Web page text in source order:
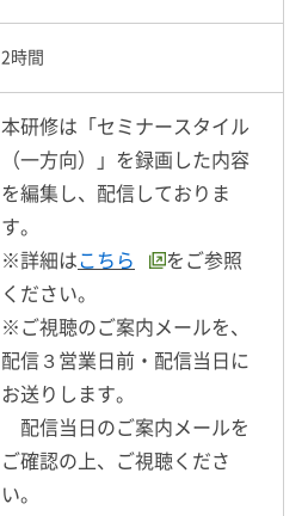
2時間
本研修は「セミナースタイル
（一方向）」を録画した内容
を編集し、配信しておりま
す。
※詳細はこちら
をご参照
ください。
※ご視聴のご案内メールを、
配信３営業日前・配信当日に
お送りします。
配信当日のご案内メールを
ご確認の上、ご視聴くださ
い。